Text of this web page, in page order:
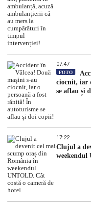
07:47
FOTO
ciocnit, iar
se aflau și
17:22
Clujul a
weekendul